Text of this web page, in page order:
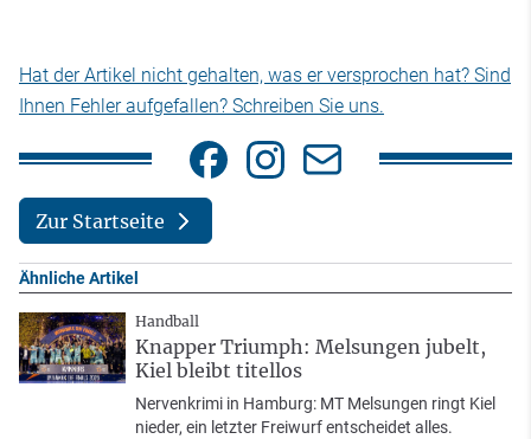
Hat der Artikel nicht gehalten, was er versprochen hat? Sind
Ihnen Fehler aufgefallen? Schreiben Sie uns.
Zur Startseite
Ähnliche Artikel
Handball
Knapper Triumph: Melsungen jubelt,
Kiel bleibt titellos
Nervenkrimi in Hamburg: MT Melsungen ringt Kiel
nieder, ein letzter Freiwurf entscheidet alles.